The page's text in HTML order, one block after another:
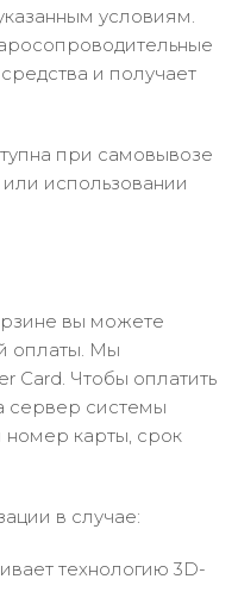
условиям.
и получает
при самовывозе
использовании
вы можете
оплаты. Мы
Card. Чтобы оплатить
сервер системы
номер карты, срок
в случае:
технологию 3D-